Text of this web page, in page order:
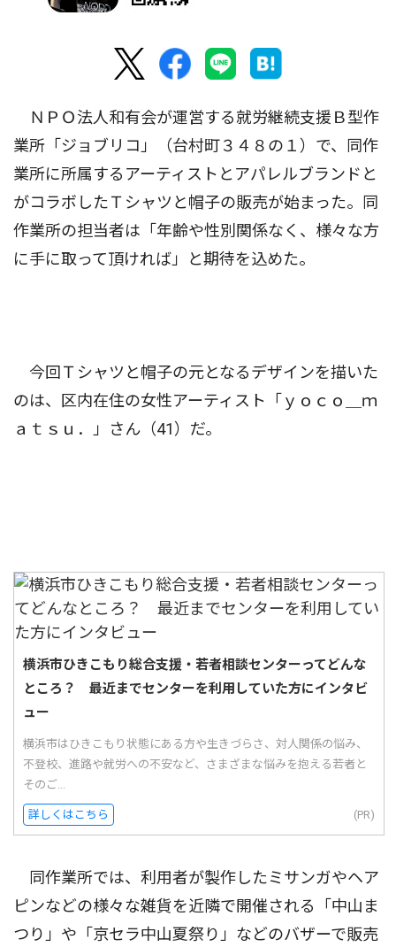
ＮＰＯ法人和有会が運営する就労継続支援Ｂ型作
業所「ジョブリコ」（台村町３４８の１）で、同作
業所に所属するアーティストとアパレルブランドと
がコラボしたＴシャツと帽子の販売が始まった。同
作業所の担当者は「年齢や性別関係なく、様々な方
に手に取って頂ければ」と期待を込めた。
今回Ｔシャツと帽子の元となるデザインを描いた
のは、区内在住の女性アーティスト「ｙｏｃｏ＿ｍ
ａｔｓｕ．」さん（41）だ。
横浜市ひきこもり総合支援・若者相談センターってどんな
ところ？ 最近までセンターを利用していた方にインタビ
ュー
横浜市はひきこもり状態にある方や生きづらさ、対人関係の悩み、
不登校、進路や就労への不安など、さまざまな悩みを抱える若者と
そのご...
詳しくはこちら (PR)
同作業所では、利用者が製作したミサンガやヘア
ピンなどの様々な雑貨を近隣で開催される「中山ま
つり」や「京セラ中山夏祭り」などのバザーで販売